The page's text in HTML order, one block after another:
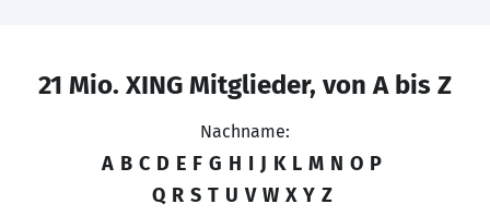
21 Mio. XING Mitglieder, von A bis Z
Nachname:
A B C D E F G H I J K L M N O P
Q R S T U V W X Y Z